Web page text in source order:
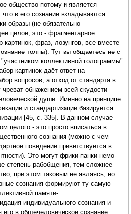
общество потому и является
что в его сознание вкладываются
образы (не обязательно
целое, это - фрагментарное
картинок, фраз, лозунгов, все вместе
толпы). Тут вы общаетесь не с
коллективной голограммы".
картинок даёт ответ на
вопросов, а отход от стандарта в
обнажением всей скудости
души. Именно на принципе
и стандартизации базируется
[45, с. 335]. В данном случае
целого - это просто вписаться в
сознания (можно с чем
поведение приветствуется в
Это могут фрики-панки-немо-
степень рабобщения, тем сложнее
при этом таковым не являясь, но
сознания формируют ту самую
памяти-
индивидуального сознания и
его в общечеловеческое сознание,